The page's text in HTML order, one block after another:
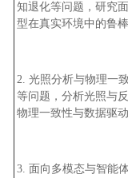
知退化等问题，研究
型在真实环境中的鲁
2. 光照分析与物理一
等问题，分析光照与
物理一致性与数据驱
3. 面向多模态与智能